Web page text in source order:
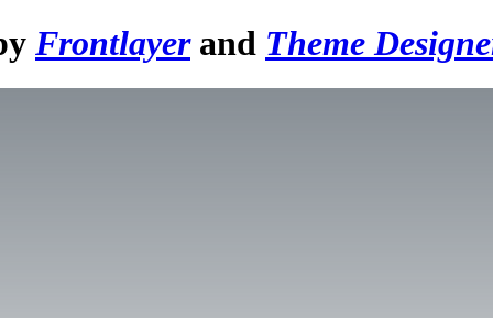
Frontlayerand Theme